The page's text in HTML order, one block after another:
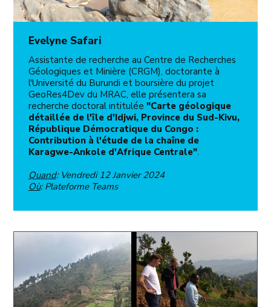
Evelyne Safari
Assistante de recherche au Centre de Recherches
Géologiques et Minière (CRGM), doctorante à
l'Université du Burundi et boursière du projet
GeoRes4Dev du MRAC, elle présentera sa
recherche doctoral intitulée "Carte géologique
détaillée de l'île d'Idjwi, Province du Sud-Kivu,
République Démocratique du Congo :
Contribution à l'étude de la chaîne de
Karagwe-Ankole d'Afrique Centrale".
Quand: Vendredi 12 Janvier 2024
Où: Plateforme Teams